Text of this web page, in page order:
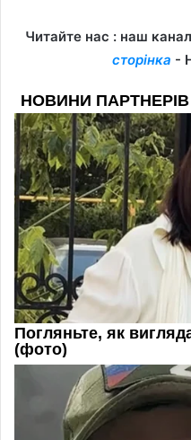
Читайте нас : наш
сторінка -